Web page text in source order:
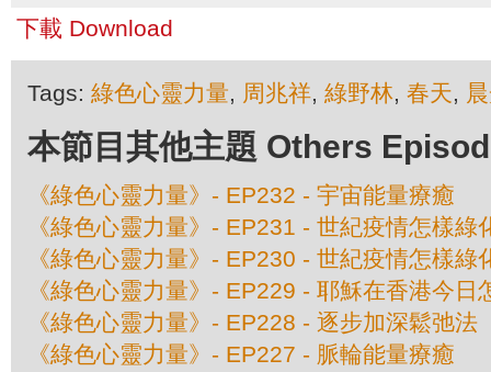
下載 Download
Tags: 綠色心靈力量, 周兆祥, 綠野林, 春天,
本節目其他主題 Others
《綠色心靈力量》- EP232 - 宇宙能量療癒
《綠色心靈力量》- EP231 - 世紀疫情怎樣
《綠色心靈力量》- EP230 - 世紀疫情怎樣
《綠色心靈力量》- EP229 - 耶穌在香港今
《綠色心靈力量》- EP228 - 逐步加深鬆弛法
《綠色心靈力量》- EP227 - 脈輪能量療癒